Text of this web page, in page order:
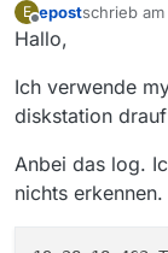
E
Offline
epostschrieb am
zuletzt
Hallo,
Ich verwende
diskstation
Anbei das log.
nichts